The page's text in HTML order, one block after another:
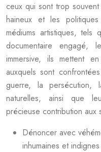
ceux qui sont trop
haineux et les
médiums artistiques, tels
documentaire engagé,
immersive, ils mettent
auxquels sont
guerre, la persécution,
naturelles, ainsi que
précieuse contribution aux
Dénoncer avec
inhumaines et